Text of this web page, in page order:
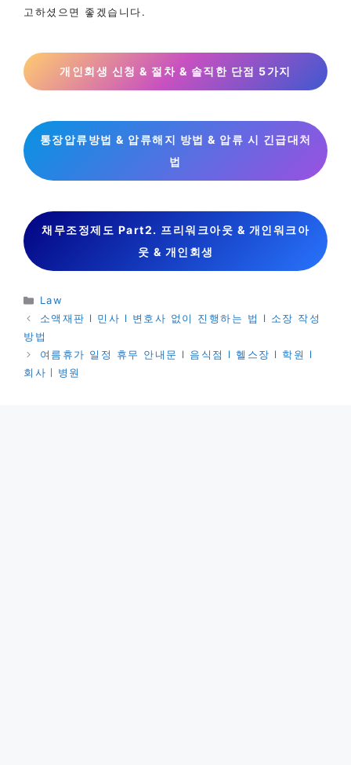
고하셨으면 좋겠습니다.
개인회생 신청 & 절차 & 솔직한 단점 5가지
통장압류방법 & 압류해지 방법 & 압류 시 긴급대처
법
채무조정제도 Part2. 프리워크아웃 & 개인워크아
웃 & 개인회생
카
테
리
Law
소액재판 l 민사 l 변호사 없이 진행하는 법 l 소장 작성
방법
여름휴가 일정 휴무 안내문 l 음식점 l 헬스장 l 학원 l
회사ㅣ병원